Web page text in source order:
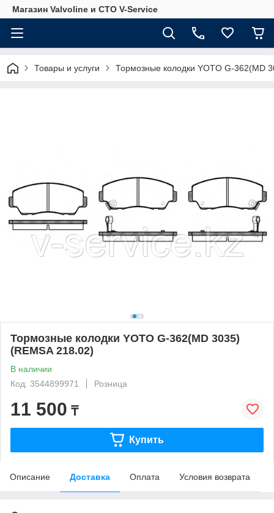
Магазин Valvoline и СТО V-Service
Товары и услуги Тормозные колодки YOTO G-362(MD
Тормозные колодки YOTO G-362(MD 3035)
(REMSA 218.02)
В наличии
Код: 3544899971
Розница
11 500 ₸
Купить
Описание Доставка Оплата Условия возврата